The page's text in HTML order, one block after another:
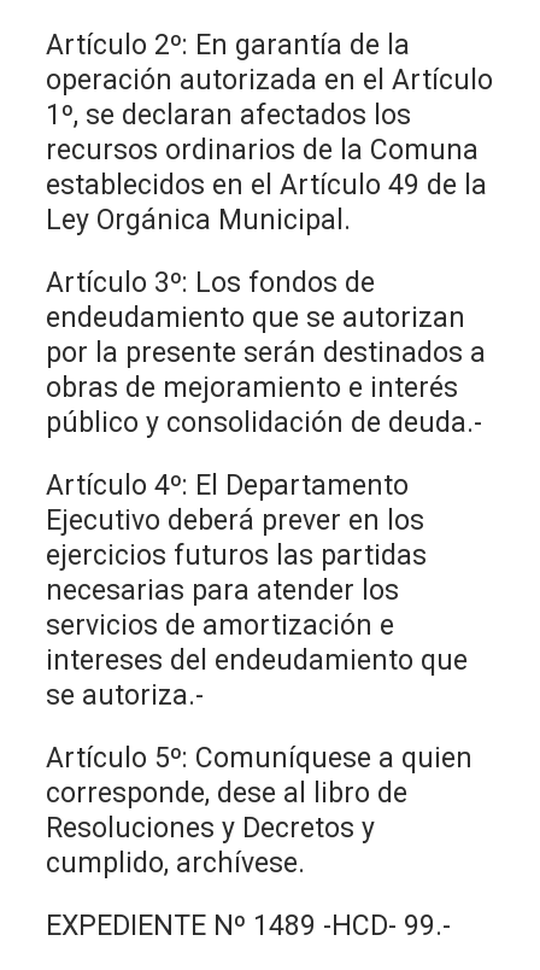
Artículo 2º: En garantía de la
operación autorizada en el Artículo
1º, se declaran afectados los
recursos ordinarios de la Comuna
establecidos en el Artículo 49 de la
Ley Orgánica Municipal.
Artículo 3º: Los fondos de
endeudamiento que se autorizan
por la presente serán destinados a
obras de mejoramiento e interés
público y consolidación de deuda.-
Artículo 4º: El Departamento
Ejecutivo deberá prever en los
ejercicios futuros las partidas
necesarias para atender los
servicios de amortización e
intereses del endeudamiento que
se autoriza.-
Artículo 5º: Comuníquese a quien
corresponde, dese al libro de
Resoluciones y Decretos y
cumplido, archívese.
EXPEDIENTE Nº 1489 -HCD- 99.-